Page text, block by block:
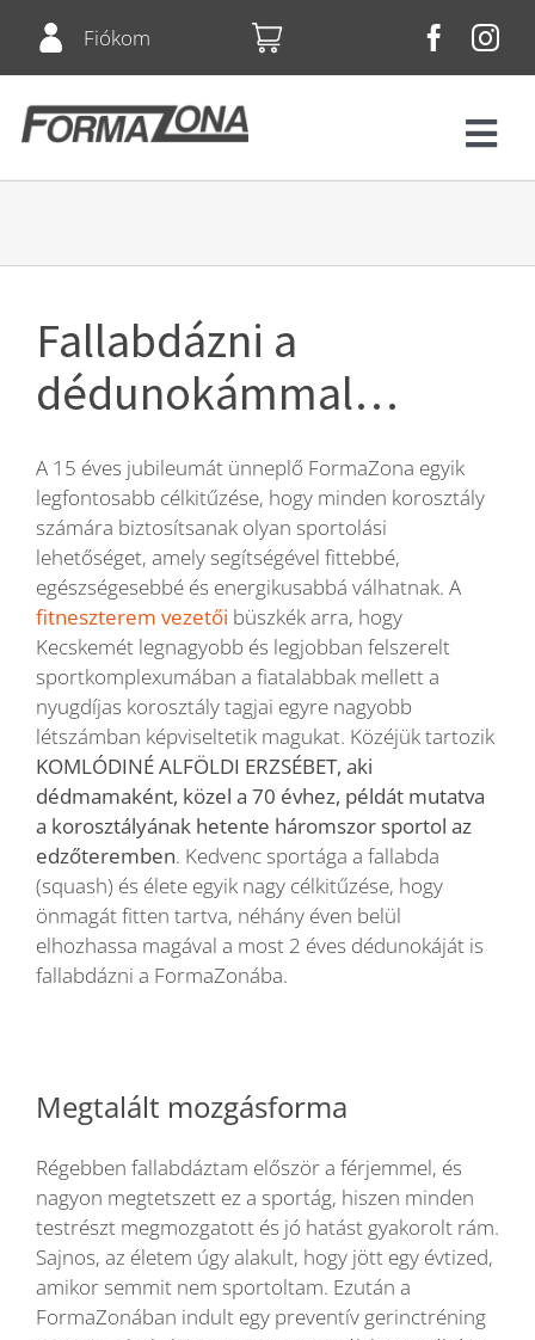
content
Fiókom
Csoportos órák
Árlista
Blog
Wellness
Rólunk
Kapcsolat
Karrier
Fallabdázni a
dédunokámmal…
A 15 éves jubileumát ünneplő FormaZona egyik
legfontosabb célkitűzése, hogy minden korosztály
számára biztosítsanak olyan sportolási
lehetőséget, amely segítségével fittebbé,
egészségesebbé és energikusabbá válhatnak. A
fitneszterem vezetői büszkék arra, hogy
Kecskemét legnagyobb és legjobban felszerelt
sportkomplexumában a fiatalabbak mellett a
nyugdíjas korosztály tagjai egyre nagyobb
létszámban képviseltetik magukat. Közéjük tartozik
KOMLÓDINÉ ALFÖLDI ERZSÉBET, aki
dédmamaként, közel a 70 évhez, példát mutatva
a korosztályának hetente háromszor sportol az
edzőteremben. Kedvenc sportága a fallabda
(squash) és élete egyik nagy célkitűzése, hogy
önmagát fitten tartva, néhány éven belül
elhozhassa magával a most 2 éves dédunokáját is
fallabdázni a FormaZonába.
Megtalált mozgásforma
Régebben fallabdáztam először a férjemmel, és
nagyon megtetszett ez a sportág, hiszen minden
testrészt megmozgatott és jó hatást gyakorolt rám.
Sajnos, az életem úgy alakult, hogy jött egy évtized,
amikor semmit nem sportoltam. Ezután a
FormaZonában indult egy preventív gerinctréning